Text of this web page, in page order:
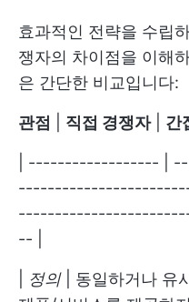
효과적인 전략을 수립
쟁자의 차이점을 이해
은 간단한 비교입니다:
관점 직접 경쟁자| 간
| ------------------ |
-- |
정의| 동일하거나 유